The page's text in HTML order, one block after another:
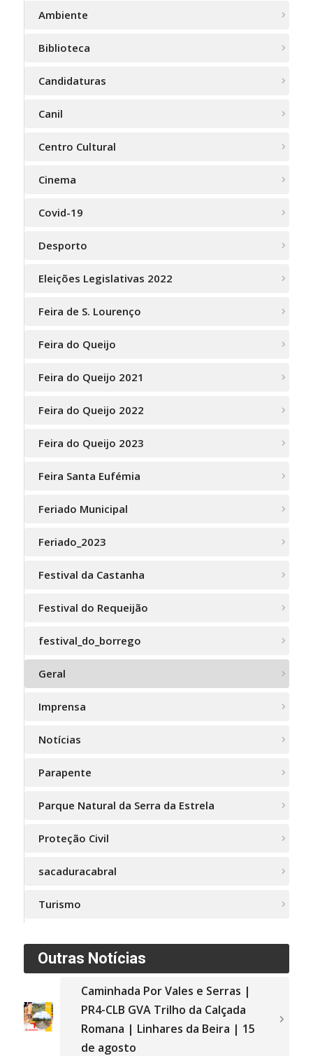
Ambiente
Biblioteca
Candidaturas
Canil
Centro Cultural
Cinema
Covid-19
Desporto
Eleições Legislativas 2022
Feira de S. Lourenço
Feira do Queijo
Feira do Queijo 2021
Feira do Queijo 2022
Feira do Queijo 2023
Feira Santa Eufémia
Feriado Municipal
Feriado_2023
Festival da Castanha
Festival do Requeijão
festival_do_borrego
Geral
Imprensa
Notícias
Parapente
Parque Natural da Serra da Estrela
Proteção Civil
sacaduracabral
Turismo
Outras Notícias
Caminhada Por Vales e Serras |
PR4-CLB GVA Trilho da Calçada
Romana | Linhares da Beira | 15
de agosto